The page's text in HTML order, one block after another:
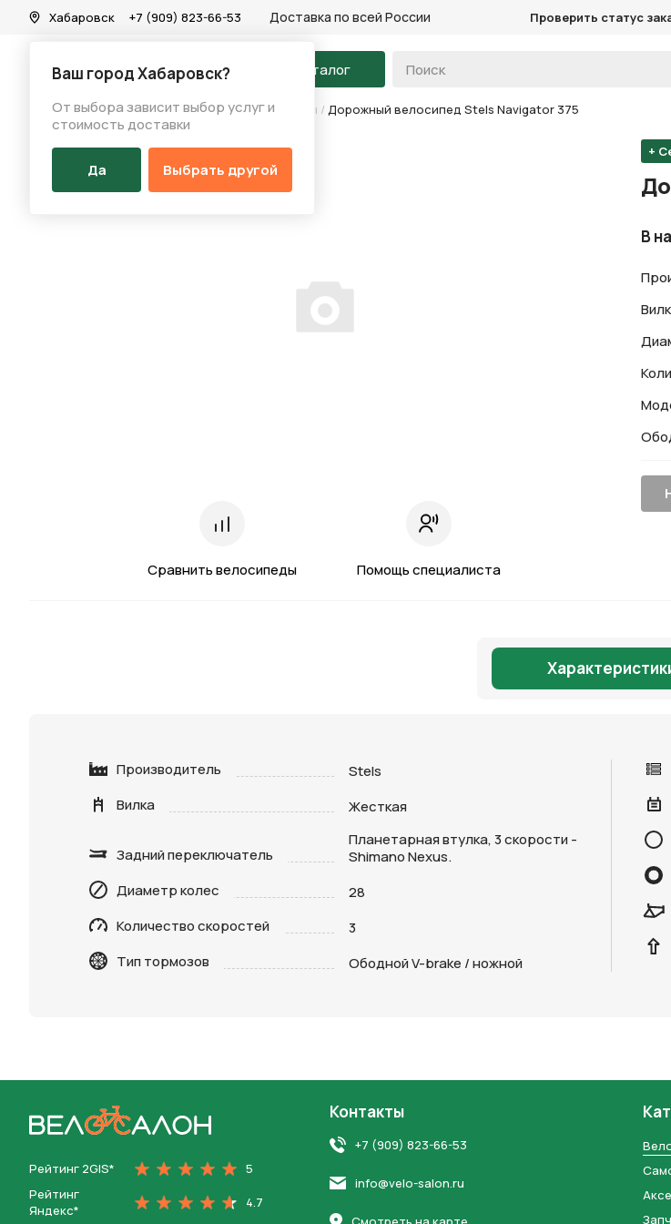
Хабаровск
Ваш город Хабаровск?
От выбора зависит выбор услуг и
стоимость доставки
Да Выбрать другой
+7 (909) 823-66-53 Доставка по всей России Проверить статус
На главную Каталог
Каталог/Велосипеды/Дорожные велосипеды / Дорожный велосипед Stels Navigator 375
Сравнить велосипеды Помощь специалиста
+
В
Производитель
Stels
Вилка
Жесткая
Задний переключатель
Планетарная втулка, 3 скорости -
Shimano Nexus.
Диаметр колес
28
Количество скоростей
3
Тип тормозов
Ободной V-brake / ножной
Рейтинг 2GIS*
5
Рейтинг
Яндекс*
4.7
Контакты
+7 (909) 823-66-53
info@velo-salon.ru
Отправить
Нажимая на кнопку “Отправить заявку”, вы даете
персональных данных и соглашаетесь с